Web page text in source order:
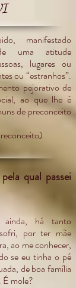
manifestado
uma atitude
lugares ou
ou “estranhos”.
pejorativo de
ao que lhe é
de preconceito
qual passei
há tanto
por ter mãe
ao me conhecer,
se eu tinha o pé
de boa família
É mole?